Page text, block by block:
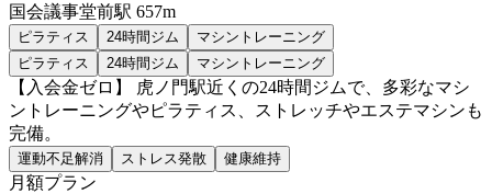
国会議事堂前駅 657m
ピラティス 24時間ジム
マシントレーニング
ピラティス
24時間ジム マシントレーニング
【入会金ゼロ】 虎ノ門駅近くの24時間ジムで、多彩なマシ
ントレーニングやピラティス、ストレッチやエステマシンも
完備。
運動不足解消 ストレス発散 健康維持
月額プラン